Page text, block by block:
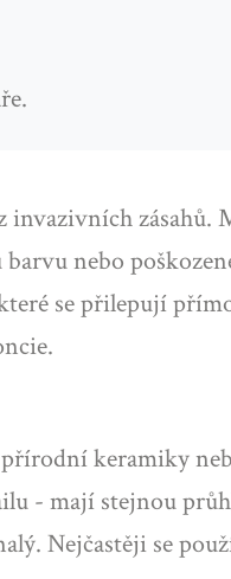
invazivních
nebo
se přilepují
keramiky
- mají stejnou
Nejčastěji se